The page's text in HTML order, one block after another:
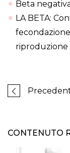
Beta
LA BETA:
riproduzione
CONTENUTO